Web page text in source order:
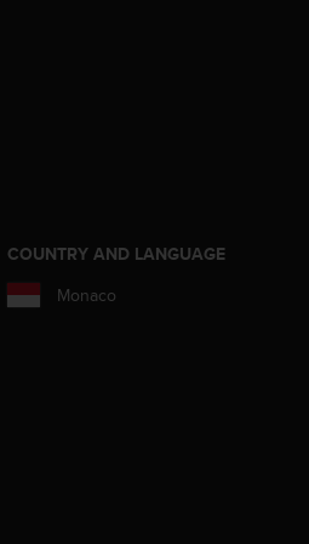
COUNTRY AND LANGUAGE
Monaco